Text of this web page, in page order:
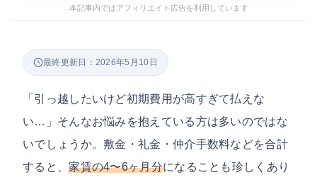
本記事内ではアフィリエイト広告を利用しています
最終更新日：2026年5月10日
「引っ越したいけど初期費用が高すぎて払えな
い…」そんなお悩みを抱えている方は多いのではな
いでしょうか。敷金・礼金・仲介手数料などを合計
すると、家賃の4〜6ヶ月分になることも珍しくあり